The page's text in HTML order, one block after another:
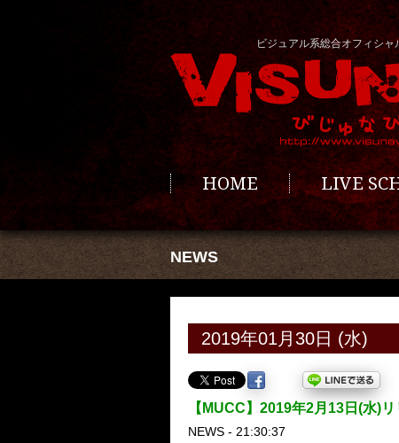
ビジュアル系総合オフィシャ
HOME LIVE
NEWS
2019年01月30日 (水)
【MUCC】2019年2月13日(水)
NEWS - 21:30:37